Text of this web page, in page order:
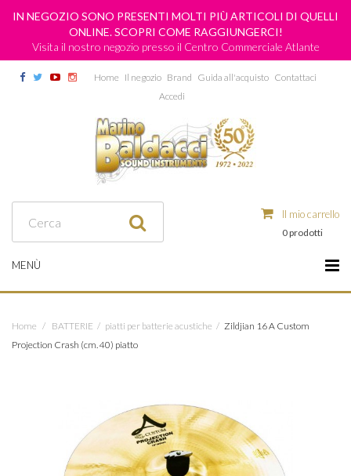
IN NEGOZIO SONO PRESENTI MOLTI PIÙ ARTICOLI DI QUELLI
ONLINE. SCOPRI COME RAGGIUNGERCI!
Visita il nostro negozio presso il Centro Commerciale Atlante
Home Il negozio Brand Guida all'acquisto Contattaci
Accedi
Il mio carrello
0 prodotti
MENÙ
Home / BATTERIE / piatti per batterie acustiche / Zildjian 16 A Custom
Projection Crash (cm. 40) piatto